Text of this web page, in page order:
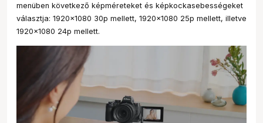
menüben következő képméreteket és képkockasebességeket
választja: 1920x1080 30p mellett, 1920x1080 25p mellett, illetve
1920x1080 24p mellett.